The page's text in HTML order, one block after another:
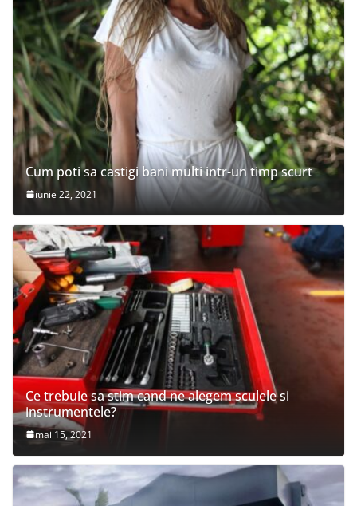
Cum poti sa castigi bani multi intr-un timp scurt
iunie 22, 2021
Ce trebuie sa stim cand ne alegem sculele si
instrumentele?
mai 15, 2021